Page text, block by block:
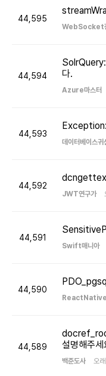
44,595
WebSocket
44,594
다.
Azure마스터
44,593
데이터베이스귀
44,592
JWT연구가
44,591
Swift매니아
44,590
ReactNative
44,589
설명해주세
백준도사 오